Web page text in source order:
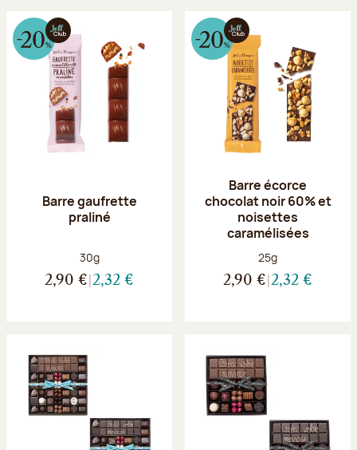
Barre gaufrette
praliné
Poids net :
30g
2,90 € 2,32 €
Barre écorce
chocolat noir 60% et
noisettes
caramélisées
Poids net :
25g
2,90 € 2,32 €